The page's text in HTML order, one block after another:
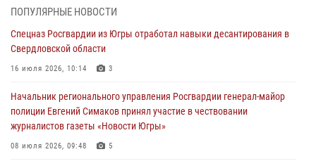
В Югре ОМОН Росгвардии оказал содействие ГИБДД в выявлении
05 августа 2026, 11:14
В Югре сотрудники вневедомственной охраны Росгвардии пресекли
05 августа 2026, 05:56
Генерал-полковник Юрий Аверин выступил на Всероссийском
молодёжном образовательном форуме «Территория смыслов»
ПОПУЛЯРНЫЕ НОВОСТИ
Спецназ Росгвардии из Югры отработал навыки десантирования в
Свердловской области
16 июля 2026, 10:14 3
Начальник регионального управления Росгвардии генерал-майор
полиции Евгений Симаков принял участие в чествовании
журналистов газеты «Новости Югры»
08 июля 2026, 09:48 5